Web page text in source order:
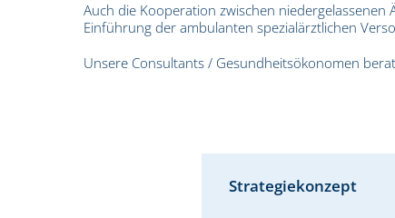
Auch die Kooperation zwischen
Einführung der ambulanten spezialärztlichen
Unsere Consultants / Gesundheitsökonomen
Strategiekonzept